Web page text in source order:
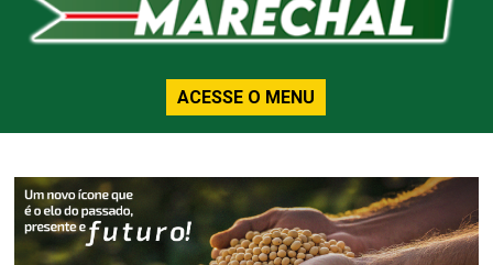
ACESSE O MENU